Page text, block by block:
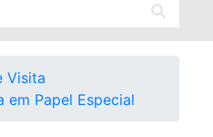
Visita
em Papel Especial